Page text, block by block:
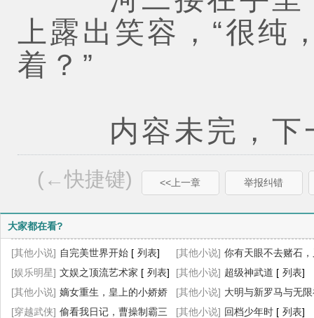
上露出笑容，“很
着？”
内容未完，下
(←快捷键) <<上一章 举报纠错
大家都在看?
[其他小说] 自完美世界开始 [ 列表] [其他小说] 你有天眼不去赌石
乱看[ 列表 ]
[娱乐明星] 文娱之顶流艺术家 [ 列表] [其他小说] 超级神武道 [ 列表]
[其他小说] 嫡女重生，皇上的小娇娇
杀疯了[ 列表]
[其他小说] 大明与新罗马与无
[ 列表
[穿越武侠] 偷看我日记，曹操制霸三
[其他小说] 回档少年时 [ 列表]